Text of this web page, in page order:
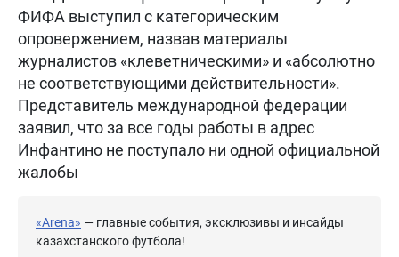
ФИФА выступил с категорическим
опровержением, назвав материалы
журналистов «клеветническими» и «абсолютно
не соответствующими действительности».
Представитель международной федерации
заявил, что за все годы работы в адрес
Инфантино не поступало ни одной официальной
жалобы
«Arena» — главные события, эксклюзивы и инсайды
казахстанского футбола!